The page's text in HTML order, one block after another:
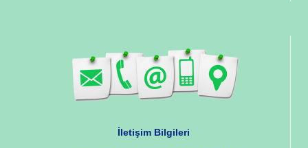
İletişim Bilgileri